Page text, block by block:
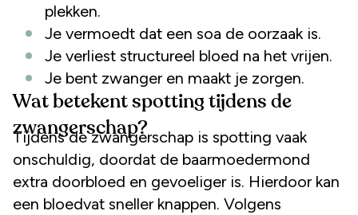
plekken.
Je vermoedt dat een soa de oorzaak is.
Je verliest structureel bloed na het vrijen.
Je bent zwanger en maakt je zorgen.
Wat betekent spotting tijdens de
zwangerschap?
Tijdens de zwangerschap is spotting vaak
onschuldig, doordat de baarmoedermond
extra doorbloed en gevoeliger is. Hierdoor kan
een bloedvat sneller knappen. Volgens